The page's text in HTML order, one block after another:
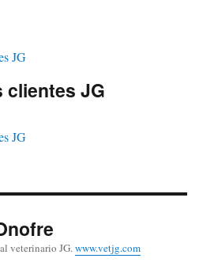
clientes JG
veterinario JG.www.vetjg.com